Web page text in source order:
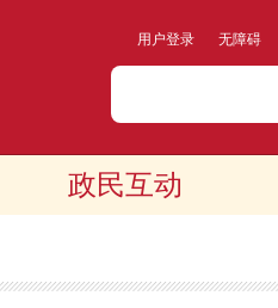
用户登录 无障碍
政民互动